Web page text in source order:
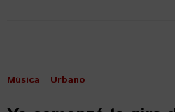
Música Urbano